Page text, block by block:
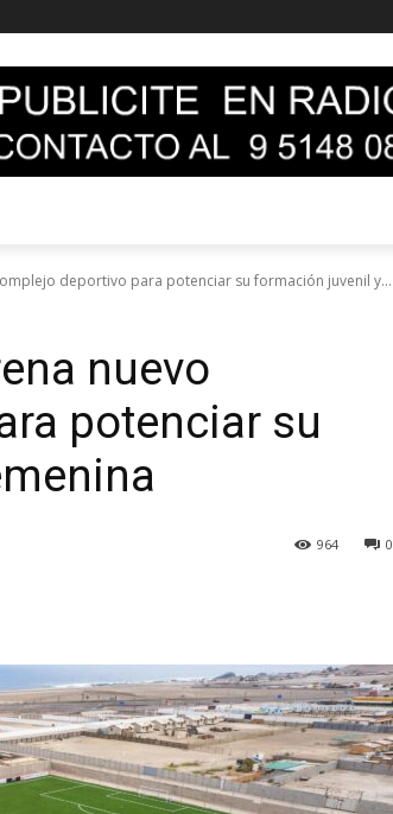
deportivo para potenciar su formación juvenil y...
nuevo
potenciar su
0
964